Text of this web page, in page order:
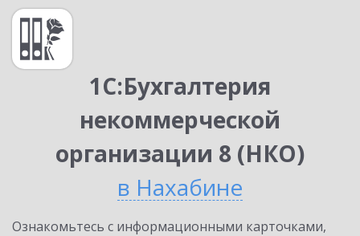
1С:Бухгалтерия
некоммерческой
организации 8 (НКО)
в Нахабине
Ознакомьтесь с информационными карточками,